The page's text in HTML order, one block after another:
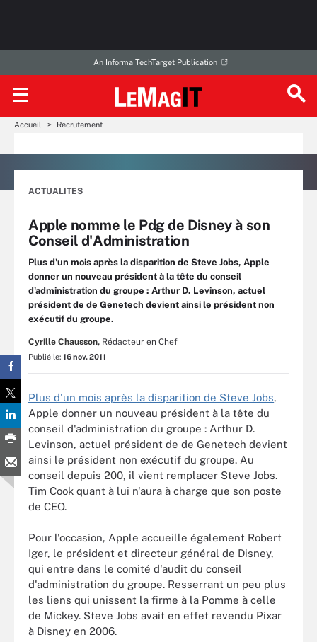
An Informa TechTarget Publication
Accueil Recrutement
ACTUALITES
Apple nomme le Pdg de Disney à son
Conseil d'Administration
Plus d'un mois après la disparition de Steve Jobs, Apple
donner un nouveau président à la tête du conseil
d'administration du groupe : Arthur D. Levinson, actuel
président de de Genetech devient ainsi le président non
exécutif du groupe.
Cyrille Chausson, Rédacteur en Chef
Publié le: 16 nov. 2011
Plus d'un mois après la disparition de Steve Jobs,
Apple donner un nouveau président à la tête du
conseil d'administration du groupe : Arthur D.
Levinson, actuel président de de Genetech devient
ainsi le président non exécutif du groupe. Au
conseil depuis 200, il vient remplacer Steve Jobs.
Tim Cook quant à lui n'aura à charge que son poste
de CEO.
Pour l'occasion, Apple accueille également Robert
Iger, le président et directeur général de Disney,
qui entre dans le comité d'audit du conseil
d'administration du groupe. Resserrant un peu plus
les liens qui unissent la firme à la Pomme à celle
de Mickey. Steve Jobs avait en effet revendu Pixar
à Disney en 2006.